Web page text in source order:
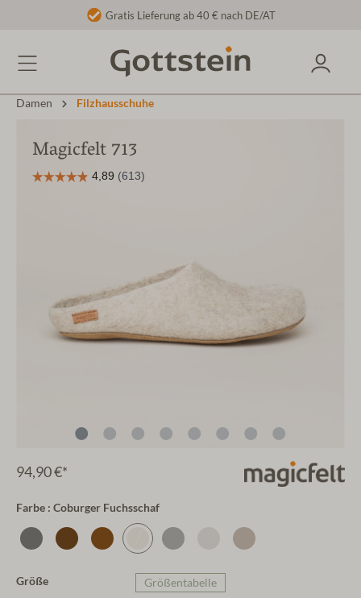
Gratis Lieferung ab 40 € nach DE/AT
Damen Filzhausschuhe
Magicfelt 713
94,90 €*
Farbe : Coburger Fuchsschaf
Größe Größentabelle